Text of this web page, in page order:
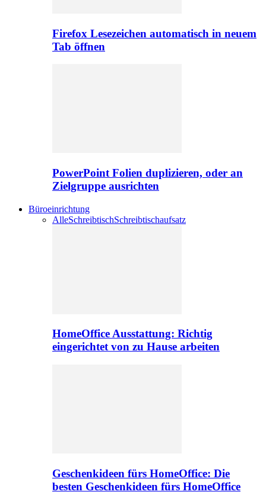
Firefox Lesezeichen automatisch in neuem
Tab öffnen
PowerPoint Folien duplizieren, oder an
Zielgruppe ausrichten
Büroeinrichtung
AlleSchreibtischSchreibtischaufsatz
HomeOffice Ausstattung: Richtig
eingerichtet von zu Hause arbeiten
Geschenkideen fürs HomeOffice: Die
besten Geschenkideen fürs HomeOffice